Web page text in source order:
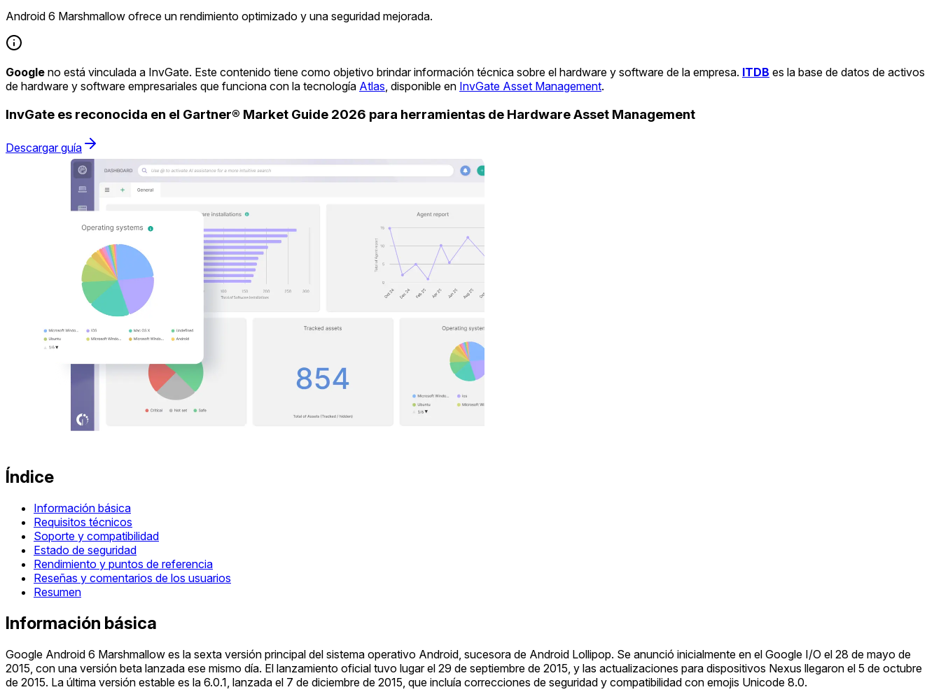
Android 6 Marshmallow ofrece un rendimiento optimizado y una seguridad mejorada.
Google no está vinculada a InvGate. Este contenido tiene como objetivo brindar información técnica sobre el hardware y software de la empresa. ITDB es la base de datos de activos
de hardware y software empresariales que funciona con la tecnología Atlas , disponible en InvGate Asset Management.
InvGate es reconocida en el Gartner® Market Guide 2026 para herramientas de Hardware Asset Management
Descargar guía
Índice
Información básica
Requisitos técnicos
Soporte y compatibilidad
Estado de seguridad
Rendimiento y puntos de referencia
Reseñas y comentarios de los usuarios
Resumen
Información básica
Google Android 6 Marshmallow es la sexta versión principal del sistema operativo Android, sucesora de Android Lollipop. Se anunció inicialmente en el Google I/O el 28 de mayo de
2015, con una versión beta lanzada ese mismo día. El lanzamiento oficial tuvo lugar el 29 de septiembre de 2015, y las actualizaciones para dispositivos Nexus llegaron el 5 de octubre
de 2015. La última versión estable es la 6.0.1, lanzada el 7 de diciembre de 2015, que incluía correcciones de seguridad y compatibilidad con emojis Unicode 8.0.